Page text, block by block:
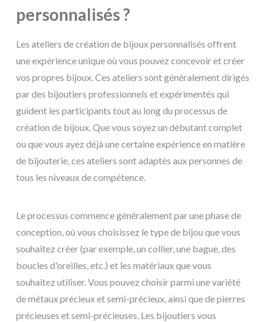
personnalisés ?
Les ateliers de création de bijoux personnalisés offrent
une expérience unique où vous pouvez concevoir et créer
vos propres bijoux. Ces ateliers sont généralement dirigés
par des bijoutiers professionnels et expérimentés qui
guident les participants tout au long du processus de
création de bijoux. Que vous soyez un débutant complet
ou que vous ayez déjà une certaine expérience en matière
de bijouterie, ces ateliers sont adaptés aux personnes de
tous les niveaux de compétence.
Le processus commence généralement par une phase de
conception, où vous choisissez le type de bijou que vous
souhaitez créer (par exemple, un collier, une bague, des
boucles d'oreilles, etc.) et les matériaux que vous
souhaitez utiliser. Vous pouvez choisir parmi une variété
de métaux précieux et semi-précieux, ainsi que de pierres
précieuses et semi-précieuses. Les bijoutiers vous